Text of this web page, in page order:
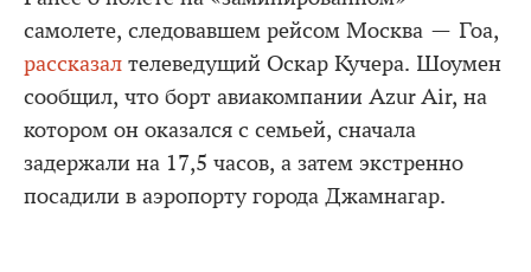
самолете, следовавшем рейсом Москва — Гоа,
рассказал телеведущий Оскар Кучера. Шоумен
сообщил, что борт авиакомпании Azur Air, на
котором он оказался с семьей, сначала
задержали на 17,5 часов, а затем экстренно
посадили в аэропорту города Джамнагар.